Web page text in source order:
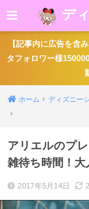
デ
【記事内に広告を含
タフォロワー様
ホーム ディズニー
アリエルのプ
雑待ち時間！大
2017年5月14日